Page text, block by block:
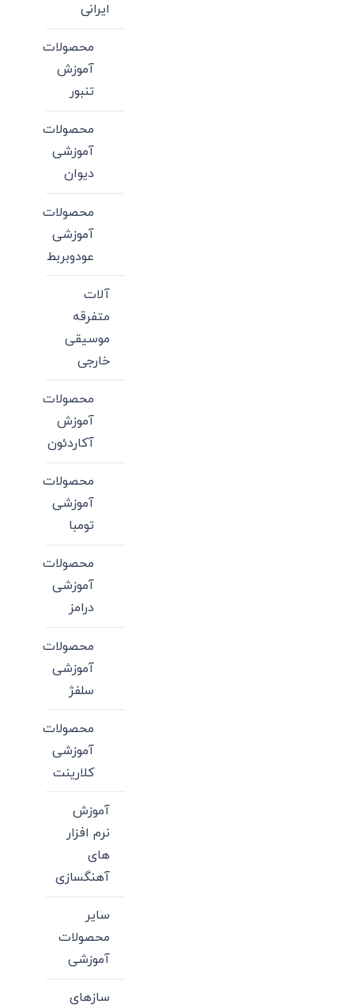
ایرانی
محصولات
آموزش
تنبور
محصولات
آموزشی
دیوان
محصولات
آموزشی
عودوبربط
آلات
متفرقه
موسیقی
خارجی
محصولات
آموزش
آکاردئون
محصولات
آموزشی
تومبا
محصولات
آموزشی
درامز
محصولات
آموزشی
سلفژ
محصولات
آموزشی
کلارینت
آموزش
نرم افزار
های
آهنگسازی
سایر
محصولات
آموزشی
سازهای